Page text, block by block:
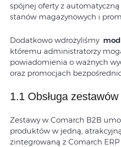
spójnej oferty z automatyczną
stanów magazynowych i
Dodatkowo wdrożyliśmy
któremu administratorzy
powiadomienia o ważnych
oraz promocjach
1.1 Obsługa
Zestawy w Comarch B2B
produktów w jedną,
zintegrowaną z Comarch